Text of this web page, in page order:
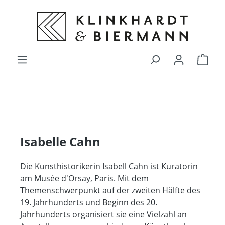
springen
Isabelle Cahn
Die Kunsthistorikerin Isabell Cahn ist Kuratorin
am Musée d'Orsay, Paris. Mit dem
Themenschwerpunkt auf der zweiten Hälfte des
19. Jahrhunderts und Beginn des 20.
Jahrhunderts organisiert sie eine Vielzahl an